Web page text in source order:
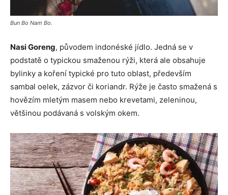
Bun Bo Nam Bo.
Nasi Goreng, původem indonéské jídlo. Jedná se v
podstatě o typickou smaženou rýži, která ale obsahuje
bylinky a koření typické pro tuto oblast, především
sambal oelek, zázvor či koriandr. Rýže je často smažená s
hovězím mletým masem nebo krevetami, zeleninou,
většinou podávaná s volským okem.